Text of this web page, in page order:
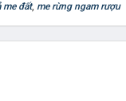
me đất, me rừng ngam rượu